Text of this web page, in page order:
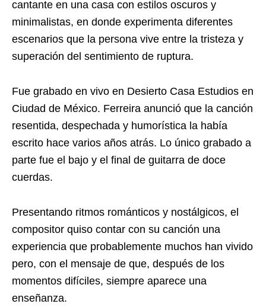
cantante en una casa con estilos oscuros y
minimalistas, en donde experimenta diferentes
escenarios que la persona vive entre la tristeza y
superación del sentimiento de ruptura.
Fue grabado en vivo en Desierto Casa Estudios en
Ciudad de México. Ferreira anunció que la canción
resentida, despechada y humorística la había
escrito hace varios años atrás. Lo único grabado a
parte fue el bajo y el final de guitarra de doce
cuerdas.
Presentando ritmos románticos y nostálgicos, el
compositor quiso contar con su canción una
experiencia que probablemente muchos han vivido
pero, con el mensaje de que, después de los
momentos difíciles, siempre aparece una
enseñanza.